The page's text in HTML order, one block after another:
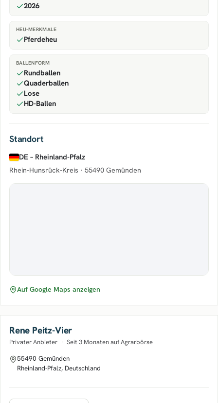
2026
HEU-MERKMALE
Pferdeheu
BALLENFORM
Rundballen
Quaderballen
Lose
HD-Ballen
Standort
DE – Rheinland-Pfalz
Rhein-Hunsrück-Kreis · 55490 Gemünden
Auf Google Maps anzeigen
Rene Peitz-Vier
Privater Anbieter · Seit 3 Monaten auf Agrarbörse
55490 Gemünden
Rheinland-Pfalz, Deutschland